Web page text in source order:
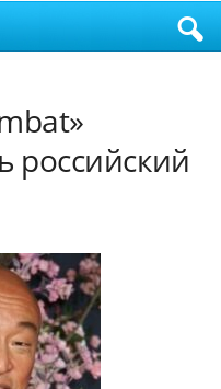
российский